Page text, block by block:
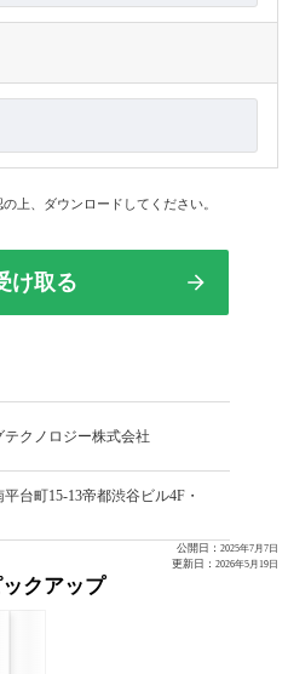
の上、ダウンロードしてください。
テクノロジー株式会社
台町15-13帝都渋谷ビル4F・
公開日： 2025年7月7日
更新日： 2026年5月19日
クアップ